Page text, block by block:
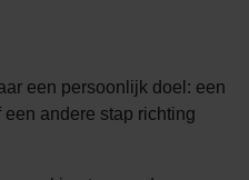
een persoonlijk doel: een
andere stap richting